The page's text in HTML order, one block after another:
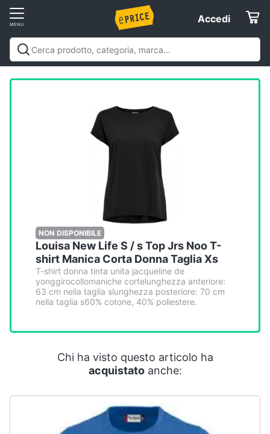
Accedi
Accedi
NON DISPONIBILE
Louisa New Life S / s Top Jrs Noo T-
shirt Manica Corta Donna Taglia Xs
T-shirt donna tinta unita jacqueline de
yonggirocollomaniche cortelunghezza anteriore:
63 cm nella taglia slunghezza posteriore: 70 cm
nella taglia s60% cotone, 40% poliestere.
Chi ha visto questo articolo ha
acquistatoanche: